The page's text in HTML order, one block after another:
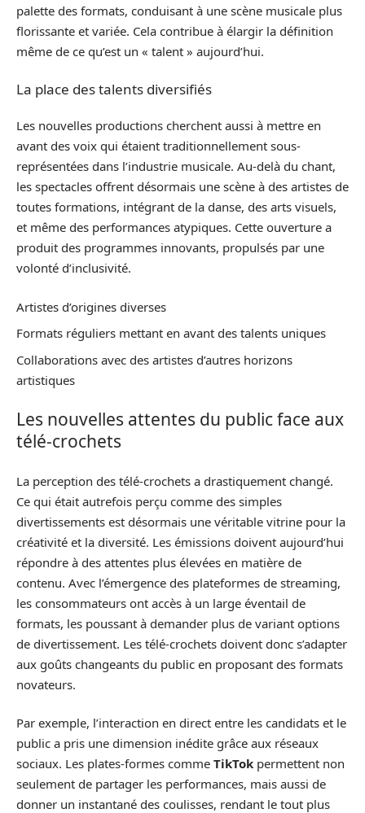
palette des formats, conduisant à une scène musicale plus
florissante et variée. Cela contribue à élargir la définition
même de ce qu’est un « talent » aujourd’hui.
La place des talents diversifiés
Les nouvelles productions cherchent aussi à mettre en
avant des voix qui étaient traditionnellement sous-
représentées dans l’industrie musicale. Au-delà du chant,
les spectacles offrent désormais une scène à des artistes de
toutes formations, intégrant de la danse, des arts visuels,
et même des performances atypiques. Cette ouverture a
produit des programmes innovants, propulsés par une
volonté d’inclusivité.
Artistes d’origines diverses
Formats réguliers mettant en avant des talents uniques
Collaborations avec des artistes d’autres horizons
artistiques
Les nouvelles attentes du public face aux
télé-crochets
La perception des télé-crochets a drastiquement changé.
Ce qui était autrefois perçu comme des simples
divertissements est désormais une véritable vitrine pour la
créativité et la diversité. Les émissions doivent aujourd’hui
répondre à des attentes plus élevées en matière de
contenu. Avec l’émergence des plateformes de streaming,
les consommateurs ont accès à un large éventail de
formats, les poussant à demander plus de variant options
de divertissement. Les télé-crochets doivent donc s’adapter
aux goûts changeants du public en proposant des formats
novateurs.
Par exemple, l’interaction en direct entre les candidats et le
public a pris une dimension inédite grâce aux réseaux
sociaux. Les plates-formes comme TikTok permettent non
seulement de partager les performances, mais aussi de
donner un instantané des coulisses, rendant le tout plus